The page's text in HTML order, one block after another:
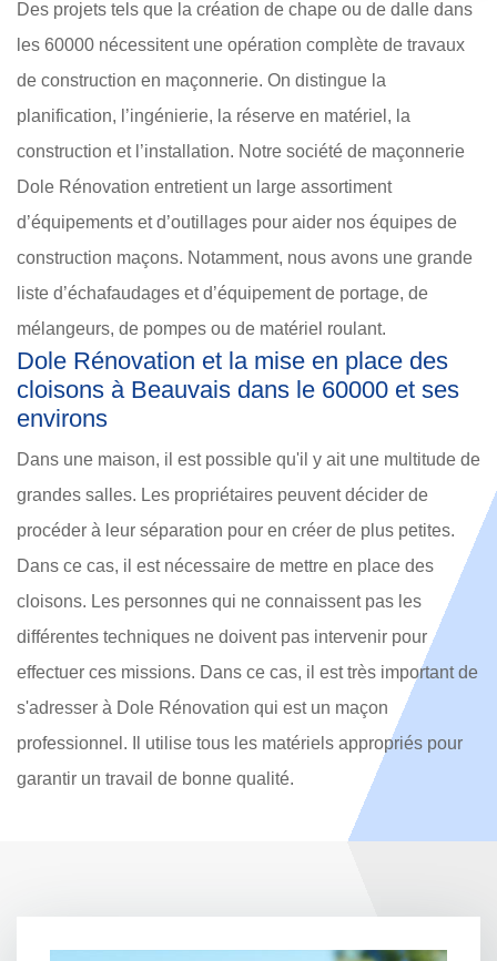
Des projets tels que la création de chape ou de dalle dans
les 60000 nécessitent une opération complète de travaux
de construction en maçonnerie. On distingue la
planification, l’ingénierie, la réserve en matériel, la
construction et l’installation. Notre société de maçonnerie
Dole Rénovation entretient un large assortiment
d’équipements et d’outillages pour aider nos équipes de
construction maçons. Notamment, nous avons une grande
liste d’échafaudages et d’équipement de portage, de
mélangeurs, de pompes ou de matériel roulant.
Dole Rénovation et la mise en place des
cloisons à Beauvais dans le 60000 et ses
environs
Dans une maison, il est possible qu'il y ait une multitude de
grandes salles. Les propriétaires peuvent décider de
procéder à leur séparation pour en créer de plus petites.
Dans ce cas, il est nécessaire de mettre en place des
cloisons. Les personnes qui ne connaissent pas les
différentes techniques ne doivent pas intervenir pour
effectuer ces missions. Dans ce cas, il est très important de
s'adresser à Dole Rénovation qui est un maçon
professionnel. Il utilise tous les matériels appropriés pour
garantir un travail de bonne qualité.